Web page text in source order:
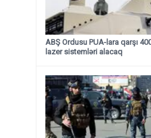
ABŞ Ordusu PUA-lara qarşı
lazer sistemləri alacaq